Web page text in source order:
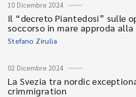
10 Dicembre 2024
Il “decreto Piantedosi” sulle
soccorso in mare approda
Stefano Zirulia
02 Dicembre 2024
La Svezia tra nordic
crimmigration